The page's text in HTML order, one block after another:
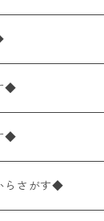
ラ売り
ラ売り
りパック
入りパック
）
ズ）
イズ）
◆
◆
らさがす◆